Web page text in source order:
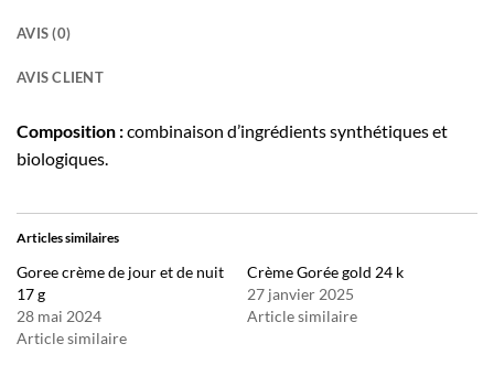
AVIS (0)
AVIS CLIENT
Composition :combinaison d’ingrédients synthétiques et
biologiques.
Articles similaires
Goree crème de jour et de nuit
17 g
28 mai 2024
Article similaire
Crème Gorée gold 24 k
27 janvier 2025
Article similaire